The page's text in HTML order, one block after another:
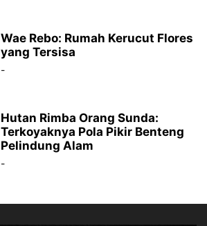
Wae Rebo: Rumah Kerucut Flores
yang Tersisa
-
Hutan Rimba Orang Sunda:
Terkoyaknya Pola Pikir Benteng
Pelindung Alam
-